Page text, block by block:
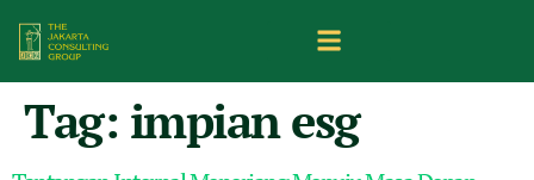
Tag: impian esg